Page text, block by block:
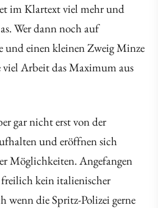
im Klartext viel mehr und
Wer dann noch auf
und einen kleinen Zweig Minze
viel Arbeit das Maximum aus
gar nicht erst von der
und eröffnen sich
Möglichkeiten. Angefangen
freilich kein italienischer
wenn die Spritz-Polizei gerne